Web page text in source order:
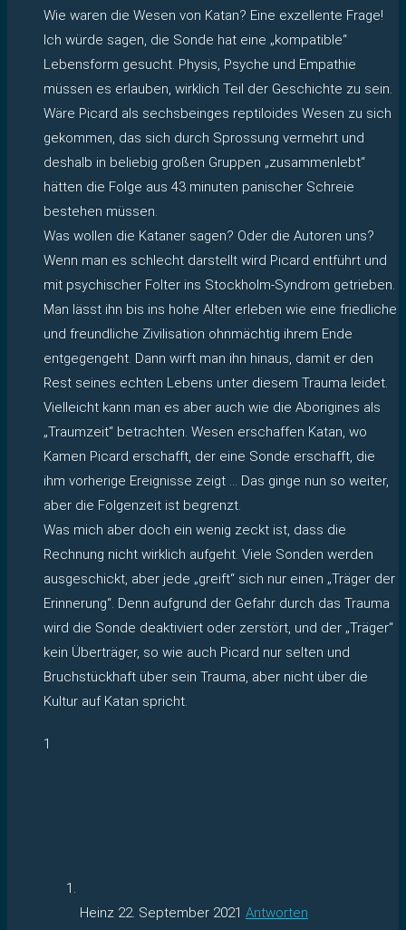
Wie waren die Wesen von Katan? Eine exzellente Frage!
Ich würde sagen, die Sonde hat eine „kompatible“
Lebensform gesucht. Physis, Psyche und Empathie
müssen es erlauben, wirklich Teil der Geschichte zu sein.
Wäre Picard als sechsbeinges reptiloides Wesen zu sich
gekommen, das sich durch Sprossung vermehrt und
deshalb in beliebig großen Gruppen „zusammenlebt“
hätten die Folge aus 43 minuten panischer Schreie
bestehen müssen.
Was wollen die Kataner sagen? Oder die Autoren uns?
Wenn man es schlecht darstellt wird Picard entführt und
mit psychischer Folter ins Stockholm-Syndrom getrieben.
Man lässt ihn bis ins hohe Alter erleben wie eine friedliche
und freundliche Zivilisation ohnmächtig ihrem Ende
entgegengeht. Dann wirft man ihn hinaus, damit er den
Rest seines echten Lebens unter diesem Trauma leidet.
Vielleicht kann man es aber auch wie die Aborigines als
„Traumzeit“ betrachten. Wesen erschaffen Katan, wo
Kamen Picard erschafft, der eine Sonde erschafft, die
ihm vorherige Ereignisse zeigt … Das ginge nun so weiter,
aber die Folgenzeit ist begrenzt.
Was mich aber doch ein wenig zeckt ist, dass die
Rechnung nicht wirklich aufgeht. Viele Sonden werden
ausgeschickt, aber jede „greift“ sich nur einen „Träger der
Erinnerung“. Denn aufgrund der Gefahr durch das Trauma
wird die Sonde deaktiviert oder zerstört, und der „Träger“
kein Überträger, so wie auch Picard nur selten und
Bruchstückhaft über sein Trauma, aber nicht über die
Kultur auf Katan spricht.
1
Heinz 22. September 2021 Antworten